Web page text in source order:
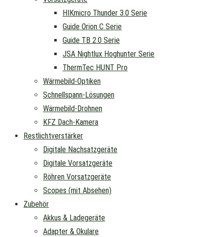
HIKmicro Thunder 3.0 Serie
Guide Orion C Serie
Guide TB 2.0 Serie
JSA Nightlux Hoghunter Serie
ThermTec HUNT Pro
Wärmebild-Optiken
Schnellspann-Lösungen
Wärmebild-Drohnen
KFZ Dach-Kamera
Restlichtverstärker
Digitale Nachsatzgeräte
Digitale Vorsatzgeräte
Röhren Vorsatzgeräte
Scopes (mit Absehen)
Zubehör
Akkus & Ladegeräte
Adapter & Okulare